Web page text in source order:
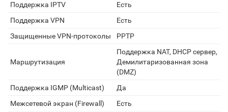
Поддержка IPTV
Есть
Поддержка VPN
Есть
Защищенные VPN-протоколы
PPTP
Маршрутизация
Поддержка NAT, DHCP сервер,
Демилитаризованная зона
(DMZ)
Поддержка IGMP (Multicast)
Да
Межсетевой экран (Firewall)
Есть